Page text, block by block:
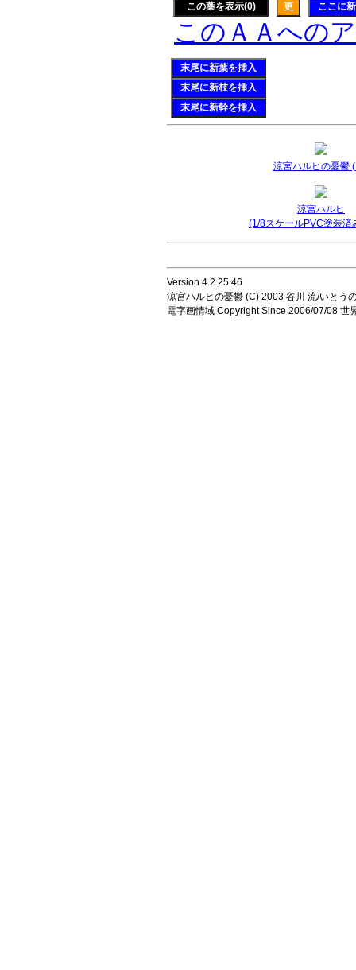
この葉を表示(0) 更 ここに
このＡＡへの
末尾に新葉を挿入
末尾に新枝を挿入
末尾に新幹を挿入
涼宮ハルヒの憂鬱
涼宮ハルヒ
(1/8スケールPVC塗装済
Version 4.2.25.46
涼宮ハルヒの憂鬱 (C) 2003 谷川 流/いとう
電字画情域 Copyright Since 2006/07/08 世